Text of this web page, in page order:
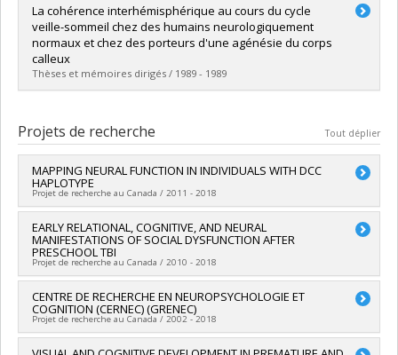
Diplômé(e) :Tosoni, Caroline
Cycle :Maîtrise
Diplôme obtenu :M. Ps.
Lien vers le document dans Papyrus
La cohérence interhémisphérique au cours du cycle
veille-sommeil chez des humains neurologiquement
normaux et chez des porteurs d'une agénésie du corps
calleux
Thèses et mémoires dirigés / 1989 - 1989
Cycle : Maîtrise
Diplôme obtenu :M. Ps.
Lien vers le document dans Papyrus
Projets de recherche Tout déplier
MAPPING NEURAL FUNCTION IN INDIVIDUALS WITH DCC
HAPLOTYPE
Projet de recherche au Canada / 2011 - 2018
Chercheur principal :Marco Leyton,Chawki Benkelfat
Dagher,Ridha Joober,Cecilia Flores
Co-chercheurs :Maryse Lassonde
Théoret
Sources de financement :IRSC/Instituts de recherche en
santé du Canada
Programmes de subvention : PVXX5647-(MOP) Subvention de
fonctionnement incluant les subventions de fonctionnement
EARLY RELATIONAL, COGNITIVE, AND NEURAL
MANIFESTATIONS OF SOCIAL DYSFUNCTION AFTER
PRESCHOOL TBI
Projet de recherche au Canada / 2010 - 2018
Chercheur principal :Miriam Beauchamp
Co-chercheurs :Maryse Lassonde
Gravel
CENTRE DE RECHERCHE EN NEUROPSYCHOLOGIE ET
COGNITION (CERNEC) (GRENEC)
Projet de recherche au Canada / 2002 - 2018